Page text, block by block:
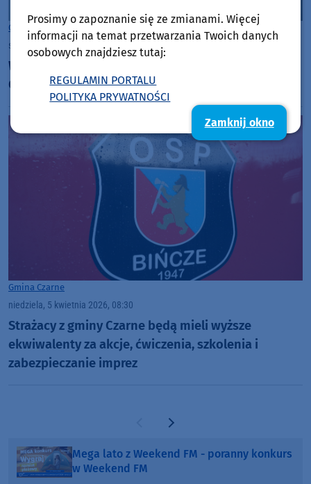
Gmina Czarne
sobota, 11 kwietnia 2026, 08:32
Władze Czarnego zadowolone z efektów zmiany
CWRiD-u w Świetlicę Środowiskową
Gmina Czarne
niedziela, 5 kwietnia 2026, 08:30
Strażacy z gminy Czarne będą mieli wyższe
ekwiwalenty za akcje, ćwiczenia, szkolenia i
zabezpieczanie imprez
Poprzednia strona
Następna strona
Mega lato z Weekend FM - poranny konkurs
w Weekend FM
Prosimy o zapoznanie się ze zmianami. Więcej
informacji na temat przetwarzania Twoich danych
osobowych znajdziesz tutaj:
REGULAMIN PORTALU
POLITYKA PRYWATNOŚCI
Zamknij okno